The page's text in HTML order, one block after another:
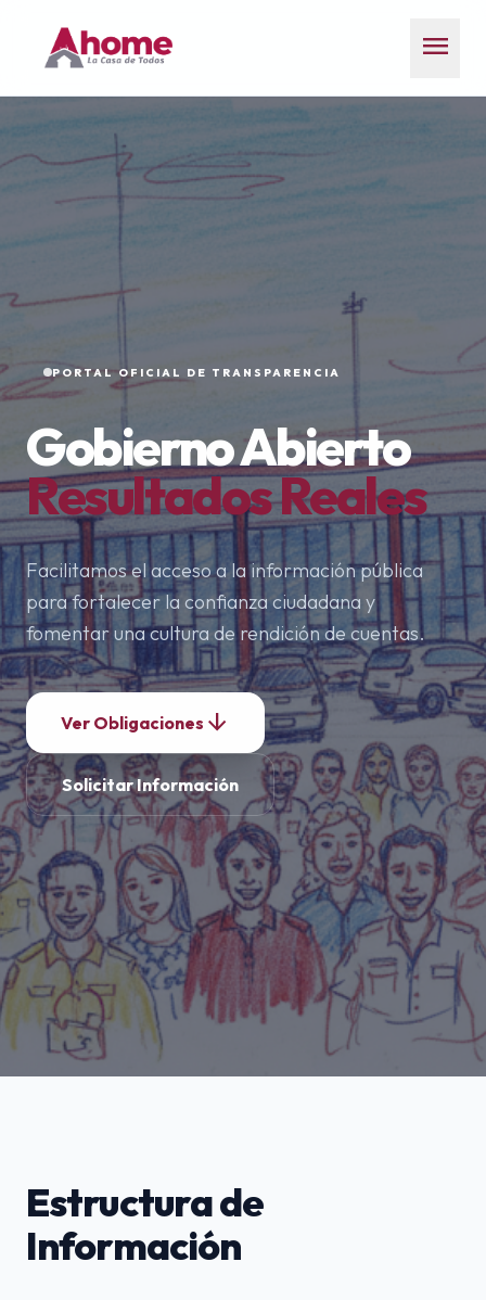
menu
PORTAL OFICIAL DE TRANSPARENCIA
Gobierno Abierto
Resultados Reales
Facilitamos el acceso a la información pública
para fortalecer la confianza ciudadana y
fomentar una cultura de rendición de cuentas.
Ver Obligaciones arrow_downward
Solicitar Información
Estructura de
Información